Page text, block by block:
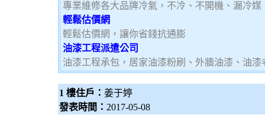
專業維修各大品牌冷氣，不冷、不開機、漏冷
輕鬆估價網
輕鬆估價網，讓你省錢抗通膨
油漆工程派遣公司
油漆工程承包，居家油漆粉刷、外牆油漆、油
1 樓住戶： 姜于婷
發表時間： 2017-05-08